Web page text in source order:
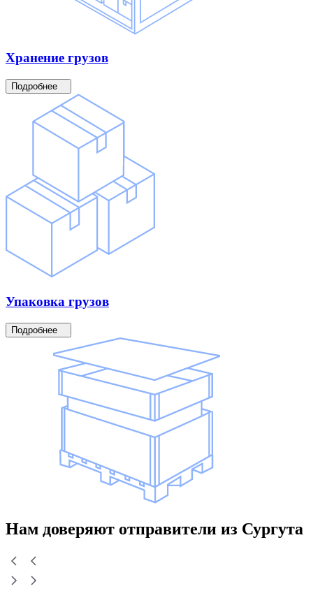
Хранение грузов
Подробнее
Упаковка грузов
Подробнее
Нам доверяют отправители из Сургута